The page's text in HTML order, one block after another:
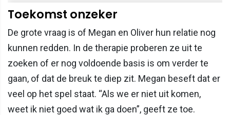
Toekomst onzeker
De grote vraag is of Megan en Oliver hun relatie nog
kunnen redden. In de therapie proberen ze uit te
zoeken of er nog voldoende basis is om verder te
gaan, of dat de breuk te diep zit. Megan beseft dat er
veel op het spel staat. “Als we er niet uit komen,
weet ik niet goed wat ik ga doen”, geeft ze toe.